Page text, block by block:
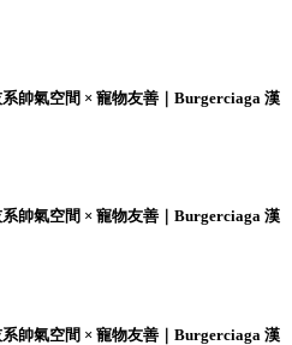
帥氣空間 × 寵物友善｜Burgerciaga 漢
帥氣空間 × 寵物友善｜Burgerciaga 漢
帥氣空間 × 寵物友善｜Burgerciaga 漢